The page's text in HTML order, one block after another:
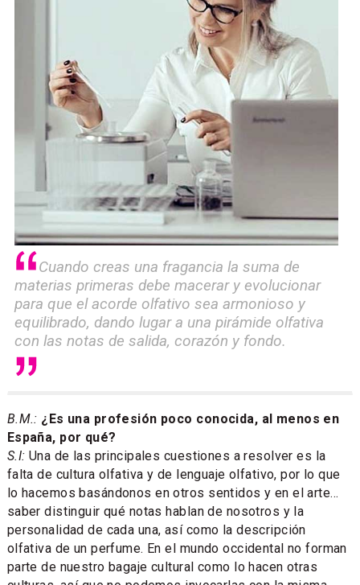
Cuando creas una fragancia la suma de
materias primeras debe macerar y evolucionar
para que el acorde olfativo sea armonioso y
equilibrado, dando lugar a una pirámide olfativa
con las notas de salida, corazón y fondo.
B.M.: ¿Es una profesión poco conocida, al menos en
España, por qué?
S.I: Una de las principales cuestiones a resolver es la
falta de cultura olfativa y de lenguaje olfativo, por lo que
lo hacemos basándonos en otros sentidos y en el arte…
saber distinguir qué notas hablan de nosotros y la
personalidad de cada una, así como la descripción
olfativa de un perfume. En el mundo occidental no forman
parte de nuestro bagaje cultural como lo hacen otras